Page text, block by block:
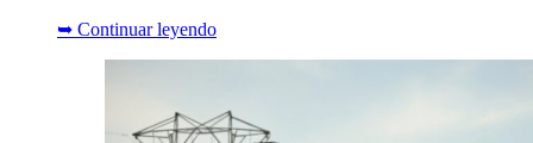
➥ Continuar leyendo